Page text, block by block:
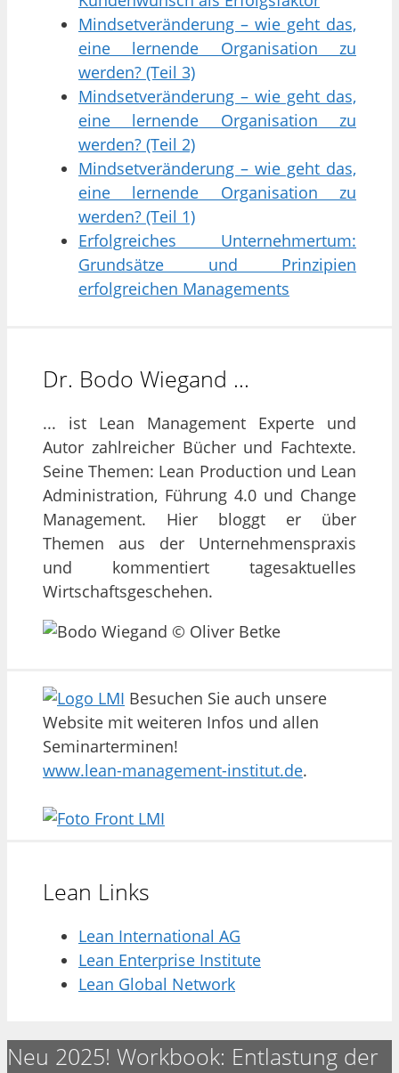
Mindsetveränderung – wie geht das,
eine lernende Organisation zu
werden? (Teil 3)
Mindsetveränderung – wie geht das,
eine lernende Organisation zu
werden? (Teil 2)
Mindsetveränderung – wie geht das,
eine lernende Organisation zu
werden? (Teil 1)
Erfolgreiches Unternehmertum:
Grundsätze und Prinzipien
erfolgreichen Managements
Dr. Bodo Wiegand …
... ist Lean Management Experte und
Autor zahlreicher Bücher und Fachtexte.
Seine Themen: Lean Production und Lean
Administration, Führung 4.0 und Change
Management. Hier bloggt er über
Themen aus der Unternehmenspraxis
und kommentiert tagesaktuelles
Wirtschaftsgeschehen.
Besuchen Sie auch unsere
Website mit weiteren Infos und allen
Seminarterminen!
www.lean-management-institut.de.
Lean Links
Lean International AG
Lean Enterprise Institute
Lean Global Network
Neu 2025! Workbook: Entlastung der